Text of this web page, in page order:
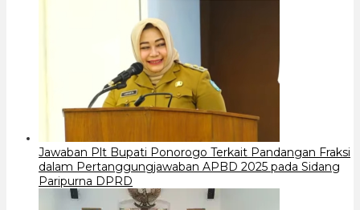
Jawaban Plt Bupati Ponorogo Terkait Pandangan Fraksi
dalam Pertanggungjawaban APBD 2025 pada Sidang
Paripurna DPRD